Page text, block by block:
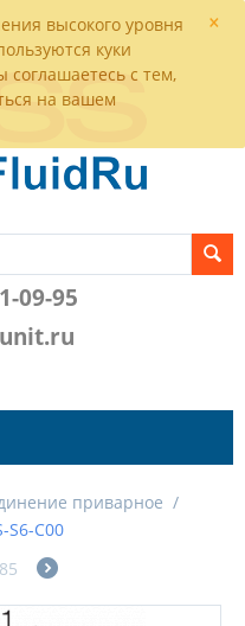
×
высокого уровня
куки
с тем,
на вашем
09-95
приварное /
S6-C00
85